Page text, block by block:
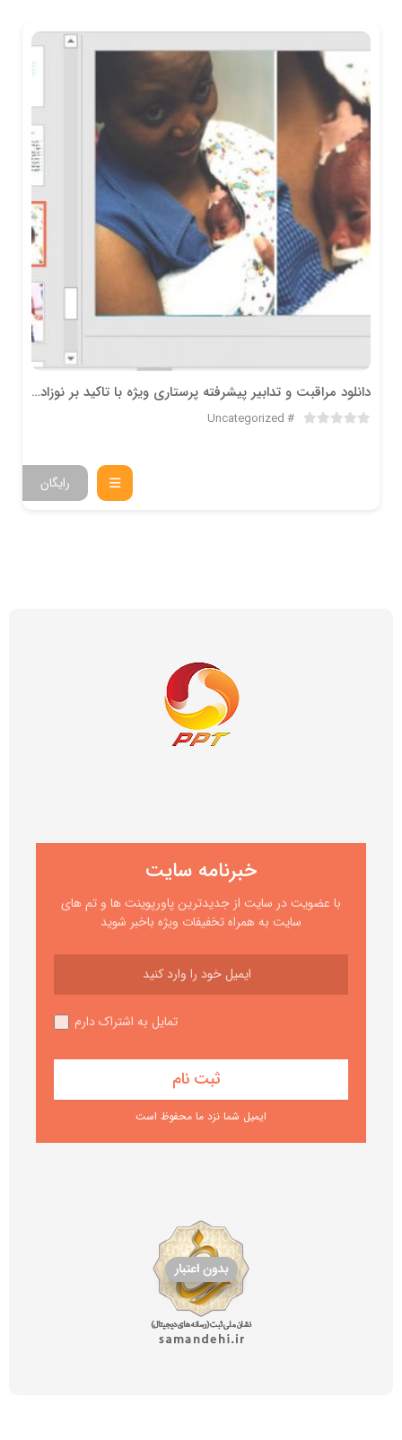
دانلود مراقبت و تدابير پيشرفته پرستاري ويژه با تاكيد بر نوزاد نارس
Uncategorized
رایگان
خبرنامه سایت
با عضویت در سایت از جدیدترین پاورپوینت ها و تم های
سایت به همراه تخفیفات ویژه باخبر شوید
تمایل به اشتراک دارم
ایمیل شما نزد ما محفوظ است